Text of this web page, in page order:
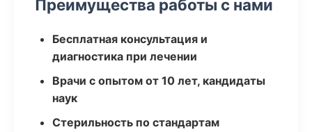
Преимущества работы с нами
Бесплатная консультация и
диагностика при лечении
Врачи с опытом от 10 лет, кандидаты
наук
Стерильность по стандартам